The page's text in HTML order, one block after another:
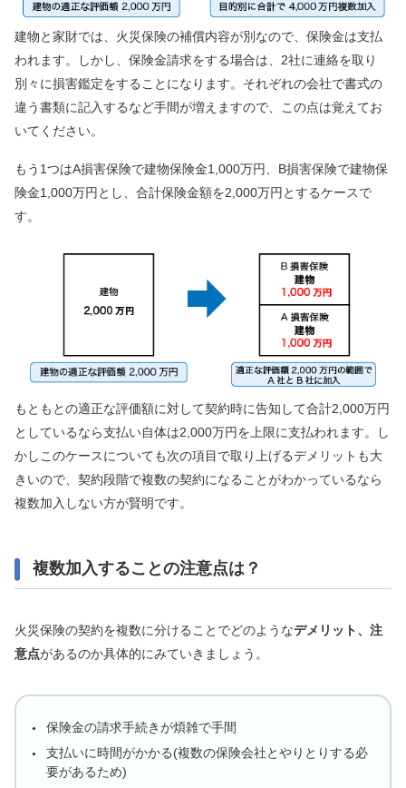
建物と家財では、火災保険の補償内容が別なので、保険金は支払
われます。しかし、保険金請求をする場合は、2社に連絡を取り
別々に損害鑑定をすることになります。それぞれの会社で書式の
違う書類に記入するなど手間が増えますので、この点は覚えてお
いてください。
もう1つはA損害保険で建物保険金1,000万円、B損害保険で建物保
険金1,000万円とし、合計保険金額を2,000万円とするケースで
す。
もともとの適正な評価額に対して契約時に告知して合計2,000万円
としているなら支払い自体は2,000万円を上限に支払われます。し
かしこのケースについても次の項目で取り上げるデメリットも大
きいので、契約段階で複数の契約になることがわかっているなら
複数加入しない方が賢明です。
複数加入することの注意点は？
火災保険の契約を複数に分けることでどのようなデメリット、注
意点があるのか具体的にみていきましょう。
保険金の請求手続きが煩雑で手間
支払いに時間がかかる(複数の保険会社とやりとりする必
要があるため)